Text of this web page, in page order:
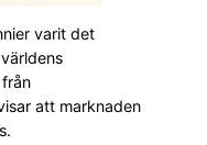
varit det
att marknaden